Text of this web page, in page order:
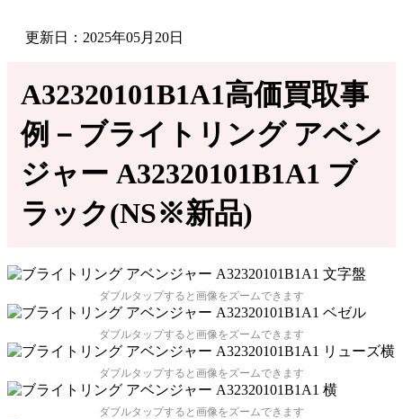
更新日：2025年05月20日
A32320101B1A1高価買取事
例－ブライトリング アベン
ジャー A32320101B1A1 ブ
ラック(NS※新品)
ダブルタップすると画像をズームできます
ダブルタップすると画像をズームできます
ダブルタップすると画像をズームできます
ダブルタップすると画像をズームできます